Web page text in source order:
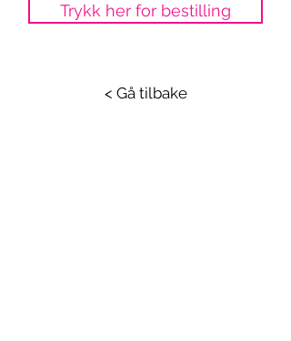
Trykk her for bestilling
< Gå tilbake